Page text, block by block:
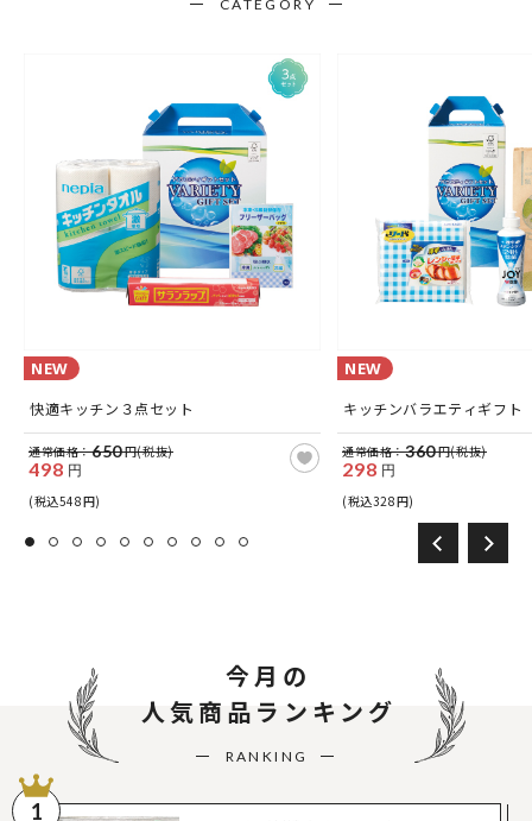
CATEGORY
NEW
快適キッチン３点セット
通常価格：650円(税抜)
498 円
(税込548円)
NEW
キッチンバラエティギフト
通常価格：360円(税抜)
298 円
(税込328円)
今月の
人気商品ランキング
RANKING
1